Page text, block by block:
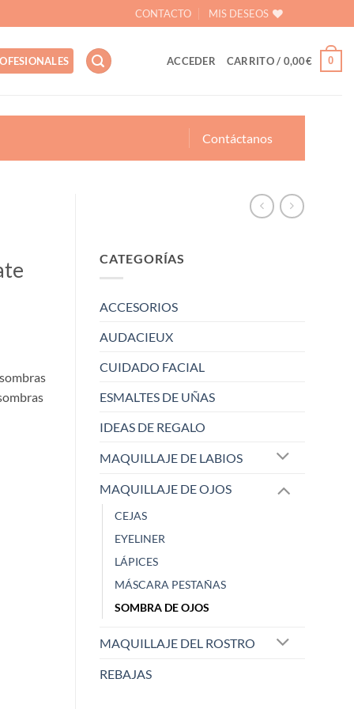
CONTACTO MIS DESEOS
ACCEDER CARRITO / 0,00€ 0
Contáctanos
CATEGORÍAS
ACCESORIOS
AUDACIEUX
CUIDADO FACIAL
ESMALTES DE UÑAS
IDEAS DE REGALO
MAQUILLAJE DE LABIOS
MAQUILLAJE DE OJOS
CEJAS
EYELINER
LÁPICES
MÁSCARA PESTAÑAS
SOMBRA DE OJOS
MAQUILLAJE DEL ROSTRO
REBAJAS
ELISABETH L.
Zaoista
¡Este sacapuntas es una